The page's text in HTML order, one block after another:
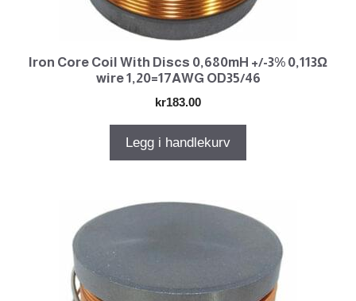
Iron Core Coil With Discs 0,680mH +/-3% 0,113Ω
wire 1,20=17AWG OD35/46
kr183.00
Legg i handlekurv